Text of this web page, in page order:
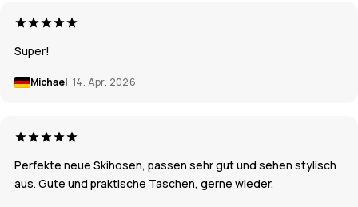
Super!
Michael 14. Apr. 2026
Perfekte neue Skihosen, passen sehr gut und sehen stylisch
aus. Gute und praktische Taschen, gerne wieder.